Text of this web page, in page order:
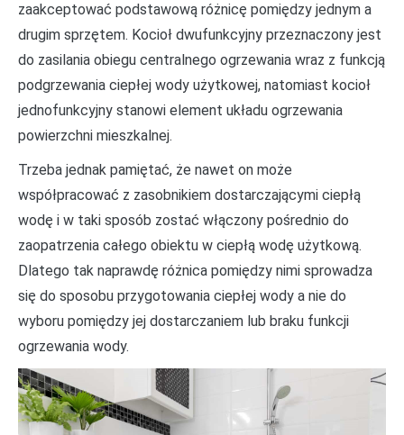
zaakceptować podstawową różnicę pomiędzy jednym a
drugim sprzętem. Kocioł dwufunkcyjny przeznaczony jest
do zasilania obiegu centralnego ogrzewania wraz z funkcją
podgrzewania ciepłej wody użytkowej, natomiast kocioł
jednofunkcyjny stanowi element układu ogrzewania
powierzchni mieszkalnej.
Trzeba jednak pamiętać, że nawet on może
współpracować z zasobnikiem dostarczającymi ciepłą
wodę i w taki sposób zostać włączony pośrednio do
zaopatrzenia całego obiektu w ciepłą wodę użytkową.
Dlatego tak naprawdę różnica pomiędzy nimi sprowadza
się do sposobu przygotowania ciepłej wody a nie do
wyboru pomiędzy jej dostarczaniem lub braku funkcji
ogrzewania wody.